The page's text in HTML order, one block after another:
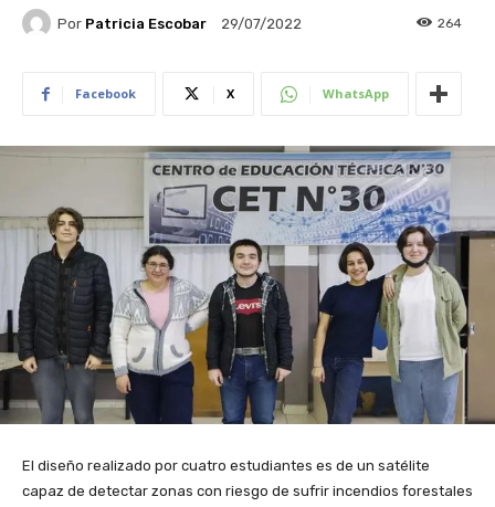
Por Patricia Escobar 29/07/2022 264
Facebook X WhatsApp
El diseño realizado por cuatro estudiantes es de un satélite
capaz de detectar zonas con riesgo de sufrir incendios forestales